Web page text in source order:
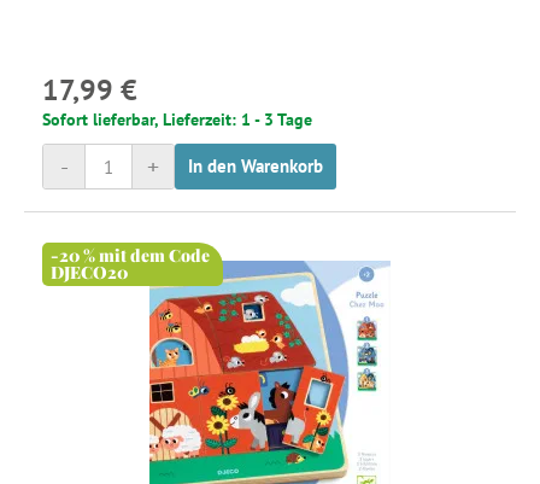
17,99 €
Sofort lieferbar, Lieferzeit: 1 - 3 Tage
+
- In den Warenkorb
-20 % mit dem Code
DJECO20